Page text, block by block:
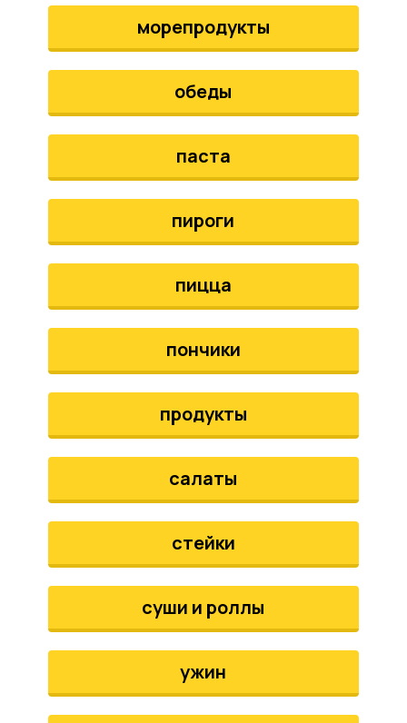
морепродукты
обеды
паста
пироги
пицца
пончики
продукты
салаты
стейки
суши и роллы
ужин